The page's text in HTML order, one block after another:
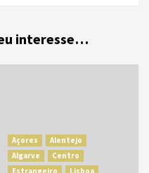
interesse…
Açores
Alentejo
Algarve
Centro
Estrangeiro
Lisboa